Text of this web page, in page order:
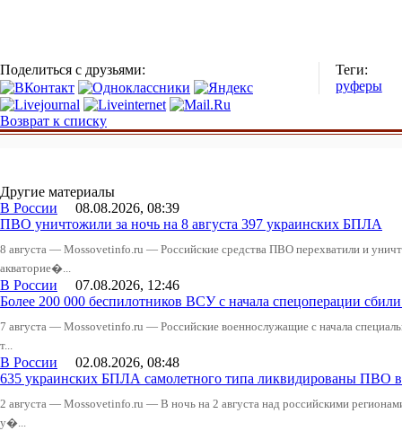
Поделиться с друзьями:
Теги:
руферы
Возврат к списку
Другие материалы
В России 08.08.2026, 08:39
ПВО уничтожили за ночь на 8 августа 397 украинских БПЛА
8 августа — Mossovetinfo.ru — Российские средства ПВО перехватили и
акваторие�...
В России 07.08.2026, 12:46
Более 200 000 беспилотников ВСУ с начала спецоперации
7 августа — Mossovetinfo.ru — Российские военнослужащие с начала
т...
В России 02.08.2026, 08:48
635 украинских БПЛА самолетного типа ликвидированы ПВО
2 августа — Mossovetinfo.ru — В ночь на 2 августа над российскими
у�...